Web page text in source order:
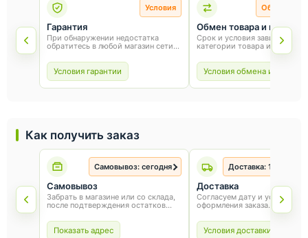
Условия
Гарантия
При обнаружении недостатка
обратитесь в любой магазин сети
от товара и соблюдения правил
эксплуатации.
Условия гарантии
Обмен и
Обмен товара и возврат
Срок и условия зависят от
категории товара и способа
покупки. Для обмена или
сохраните товарный вид,
и чек.
Условия обмена и
Как получить заказ
Самовывоз: сегодня
Самовывоз
Забрать в магазине или со склада,
после подтверждения остатков
Показать адрес
Доставка: 1-3
Доставка
Согласуем дату и условия
оформления заказа.
Условия доставки